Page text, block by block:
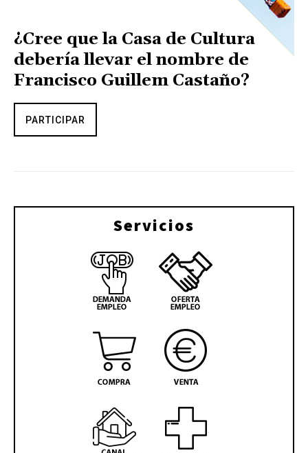
¿Cree que la Casa de Cultura
debería llevar el nombre de
Francisco Guillem Castaño?
PARTICIPAR
Servicios